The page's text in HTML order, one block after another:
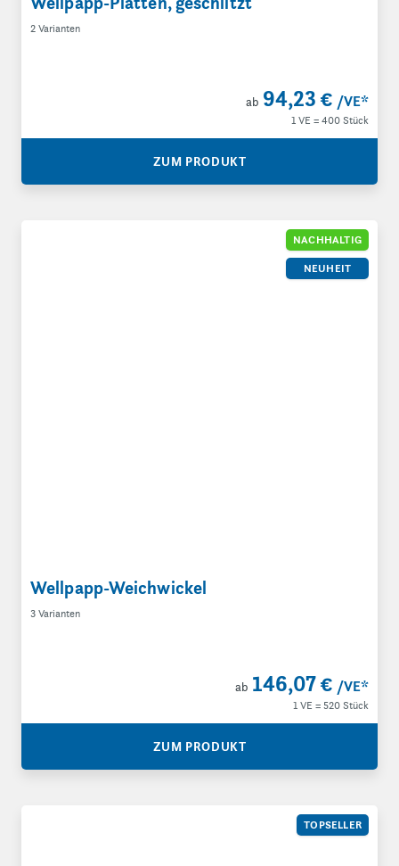
2 Varianten
ab 94,23 € /VE*
1 VE = 400 Stück
ZUM PRODUKT
NACHHALTIG
NEUHEIT
Wellpapp-Weichwickel
3 Varianten
ab 146,07 € /VE*
1 VE = 520 Stück
ZUM PRODUKT
TOPSELLER